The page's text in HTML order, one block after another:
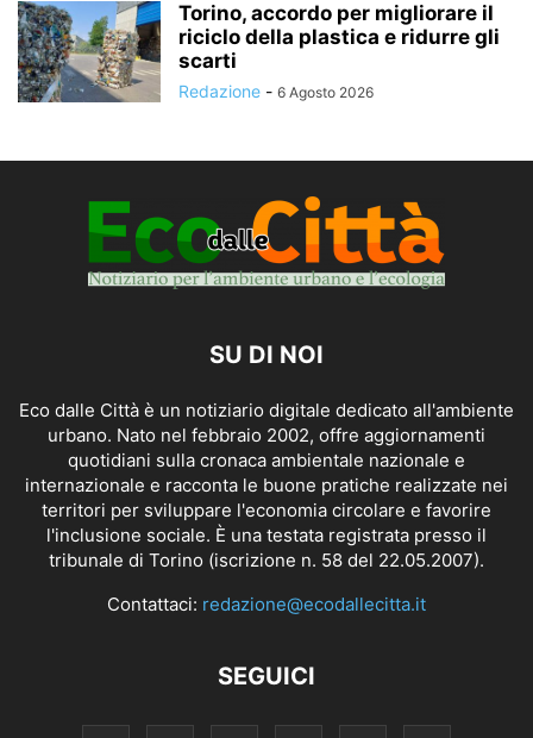
Torino, accordo per migliorare il
riciclo della plastica e ridurre gli
scarti
Redazione - 6 Agosto 2026
SU DI NOI
Eco dalle Città è un notiziario digitale dedicato all'ambiente
urbano. Nato nel febbraio 2002, offre aggiornamenti
quotidiani sulla cronaca ambientale nazionale e
internazionale e racconta le buone pratiche realizzate nei
territori per sviluppare l'economia circolare e favorire
l'inclusione sociale. È una testata registrata presso il
tribunale di Torino (iscrizione n. 58 del 22.05.2007).
Contattaci: redazione@ecodallecitta.it
SEGUICI